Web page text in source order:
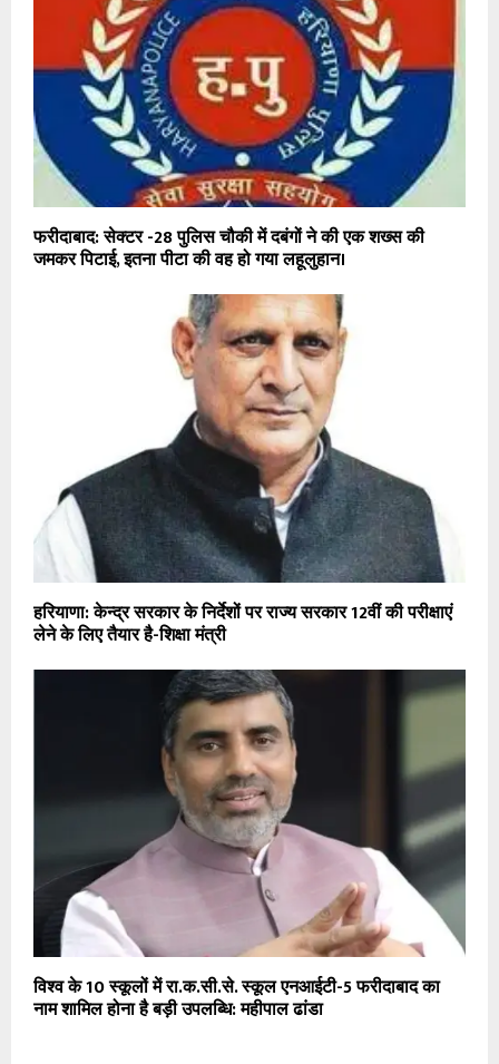
फरीदाबाद: सेक्टर -28 पुलिस चौकी में दबंगों ने की एक शख्स की
जमकर पिटाई, इतना पीटा की वह हो गया लहूलुहान।
हरियाणा: केन्द्र सरकार के निर्देशों पर राज्य सरकार 12वीं की परीक्षाएं
लेने के लिए तैयार है-शिक्षा मंत्री
विश्व के 10 स्कूलों में रा.क.सी.से. स्कूल एनआईटी-5 फरीदाबाद का
नाम शामिल होना है बड़ी उपलब्धि: महीपाल ढांडा